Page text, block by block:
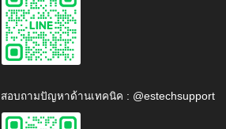
สอบถามปัญหาด้านเทคนิค : @estechsupport